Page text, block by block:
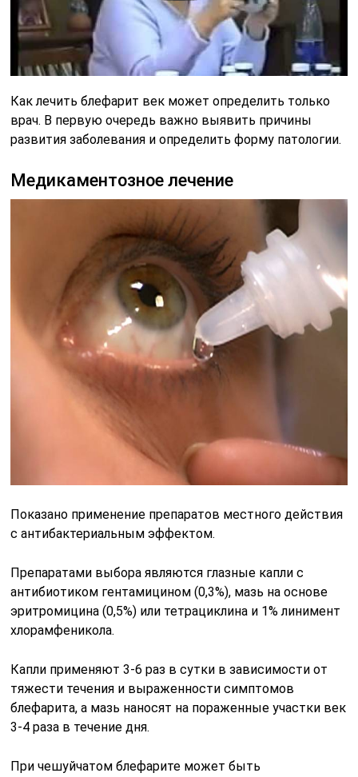
Как лечить блефарит век может определить только
врач. В первую очередь важно выявить причины
развития заболевания и определить форму патологии.
Медикаментозное лечение
Показано применение препаратов местного действия
с антибактериальным эффектом.
Препаратами выбора являются глазные капли с
антибиотиком гентамицином (0,3%), мазь на основе
эритромицина (0,5%) или тетрациклина и 1% линимент
хлорамфеникола.
Капли применяют 3-6 раз в сутки в зависимости от
тяжести течения и выраженности симптомов
блефарита, а мазь наносят на пораженные участки век
3-4 раза в течение дня.
При чешуйчатом блефарите может быть